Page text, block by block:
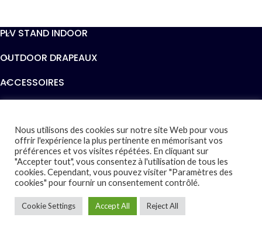
PLV STAND INDOOR
OUTDOOR DRAPEAUX
ACCESSOIRES
AIDE
EXPOCRÉATIVE2019 - Tous droits Réservés - Design par
STUDIO7
Nous utilisons des cookies sur notre site Web pour vous
offrir l'expérience la plus pertinente en mémorisant vos
préférences et vos visites répétées. En cliquant sur
"Accepter tout", vous consentez à l'utilisation de tous les
cookies. Cependant, vous pouvez visiter "Paramètres des
cookies" pour fournir un consentement contrôlé.
Cookie Settings Accept All Reject All
0